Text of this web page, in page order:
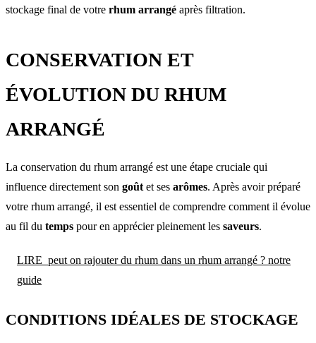
stockage final de votre rhum arrangé après filtration.
CONSERVATION ET
ÉVOLUTION DU RHUM
ARRANGÉ
La conservation du rhum arrangé est une étape cruciale qui
influence directement son goût et ses arômes. Après avoir préparé
votre rhum arrangé, il est essentiel de comprendre comment il évolue
au fil du temps pour en apprécier pleinement les saveurs.
LIRE peut on rajouter du rhum dans un rhum arrangé ? notre
guide
CONDITIONS IDÉALES DE STOCKAGE